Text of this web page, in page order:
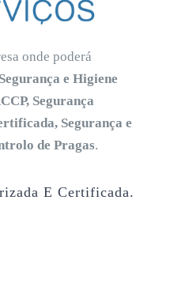
onde poderá
Segurança e Higiene
Segurança
Segurança e
de Pragas.
E Certificada.